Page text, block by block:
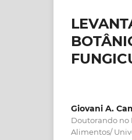
Giovani A.
Doutorando no
Alimentos/